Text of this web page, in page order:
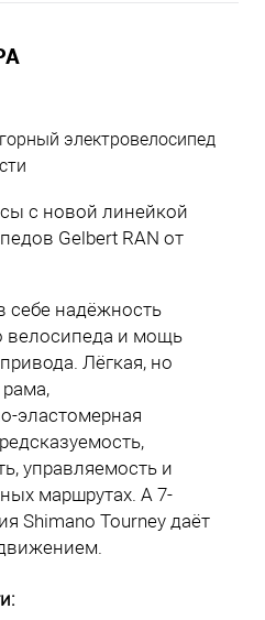
электровелосипед
с новой линейкой
Gelbert RAN от
себе надёжность
велосипеда и мощь
Лёгкая, но
эластомерная
управляемость и
маршрутах. А 7-
Shimano Tourney даёт